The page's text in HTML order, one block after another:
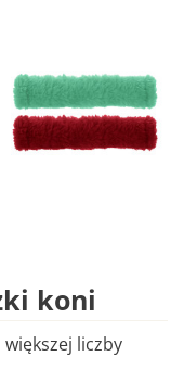
koni
liczby